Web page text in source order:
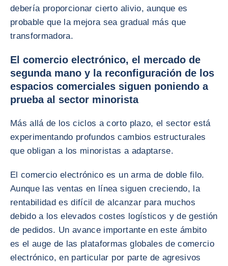
debería proporcionar cierto alivio, aunque es
probable que la mejora sea gradual más que
transformadora.
El comercio electrónico, el mercado de
segunda mano y la reconfiguración de los
espacios comerciales siguen poniendo a
prueba al sector minorista
Más allá de los ciclos a corto plazo, el sector está
experimentando profundos cambios estructurales
que obligan a los minoristas a adaptarse.
El comercio electrónico es un arma de doble filo.
Aunque las ventas en línea siguen creciendo, la
rentabilidad es difícil de alcanzar para muchos
debido a los elevados costes logísticos y de gestión
de pedidos. Un avance importante en este ámbito
es el auge de las plataformas globales de comercio
electrónico, en particular por parte de agresivos